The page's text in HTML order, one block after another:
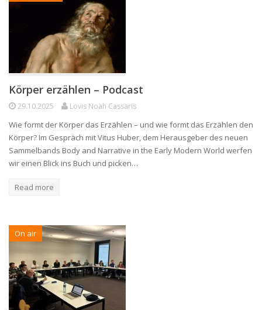
Körper erzählen – Podcast
29.10.2025 Lovis Noah Cassaris
Wie formt der Körper das Erzählen – und wie formt das Erzählen den
Körper? Im Gespräch mit Vitus Huber, dem Herausgeber des neuen
Sammelbands Body and Narrative in the Early Modern World werfen
wir einen Blick ins Buch und picken…
Read more
On air